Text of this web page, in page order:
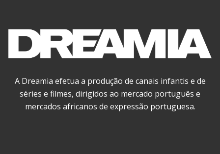
A Dreamia efetua a produção de canais infantis e de
séries e filmes, dirigidos ao mercado português e
mercados africanos de expressão portuguesa.